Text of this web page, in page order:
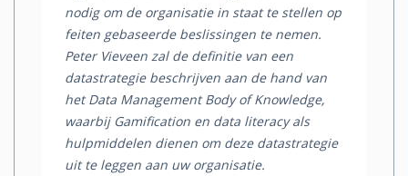
nodig om de organisatie in staat te stellen op
feiten gebaseerde beslissingen te nemen.
Peter Vieveen zal de definitie van een
datastrategie beschrijven aan de hand van
het Data Management Body of Knowledge,
waarbij Gamification en data literacy als
hulpmiddelen dienen om deze datastrategie
uit te leggen aan uw organisatie.